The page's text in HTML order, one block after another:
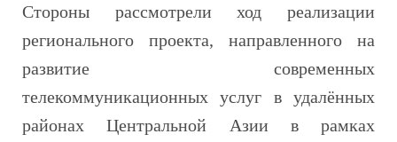
Стороны рассмотрели ход реализации
регионального проекта, направленного на
развитие современных
телекоммуникационных услуг в удалённых
районах Центральной Азии в рамках